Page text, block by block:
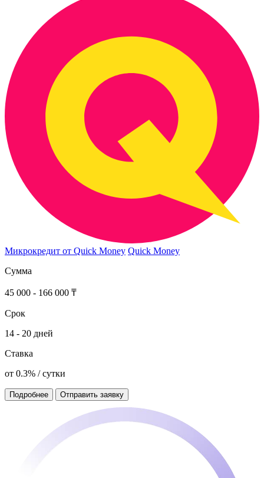
Микрокредит от Quick Money Quick Money
Сумма
45 000 - 166 000 ₸
Срок
14 - 20 дней
Ставка
от 0.3% / сутки
Подробнее Отправить заявку